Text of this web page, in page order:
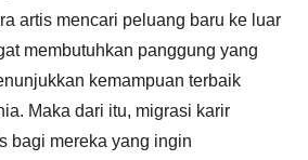
artis mencari peluang baru ke luar
membutuhkan panggung yang
kemampuan terbaik
Maka dari itu, migrasi karir
bagi mereka yang ingin